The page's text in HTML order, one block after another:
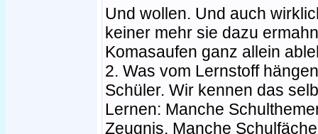
Und wollen. Und auch
keiner mehr sie dazu
Komasaufen ganz allein
2. Was vom Lernstoff
Schüler. Wir kennen das
Lernen: Manche
Zeugnis. Manche